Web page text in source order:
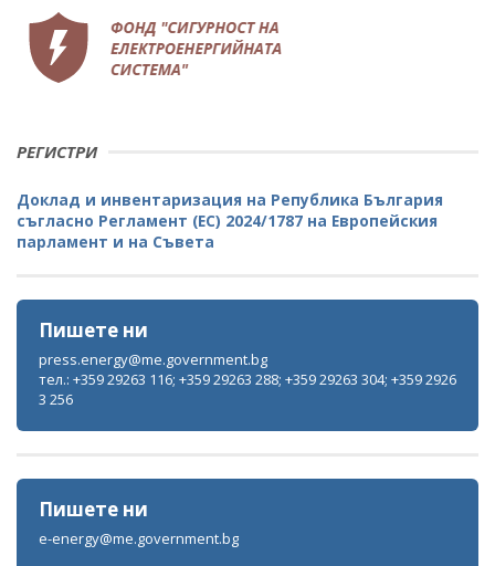
РЕГИСТРИ
Доклад и инвентаризация на Република България
съгласно Регламент (ЕС) 2024/1787 на Европейския
парламент и на Съвета
Пишете ни
press.energy@me.government.bg
тел.: +359 29263 116; +359 29263 288; +359 29263 304; +359 2926
3 256
Пишете ни
e-energy@me.government.bg